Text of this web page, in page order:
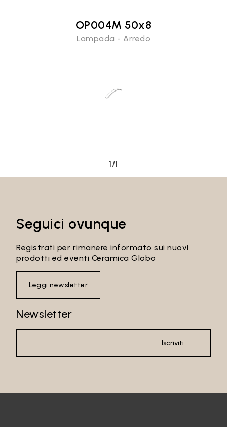
OP004M 50x8
Lampada - Arredo
1/1
Seguici ovunque
Registrati per rimanere informato sui nuovi
prodotti ed eventi Ceramica Globo
Leggi newsletter
Newsletter
Iscriviti